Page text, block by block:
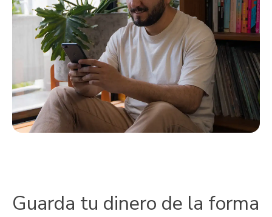
Guarda tu dinero de la forma